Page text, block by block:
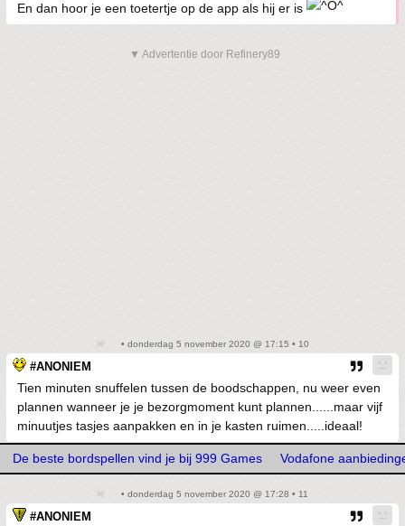
En dan hoor je een toetertje op de app als hij er is
▼ Advertentie door Refinery89
• donderdag 5 november 2020 @ 17:15 • 10
#ANONIEM
Tien minuten snuffelen tussen de boodschappen, nu weer even
plannen wanneer je je bezorgmoment kunt plannen......maar vijf
minuutjes tasjes aanpakken en in je kasten ruimen.....ideaal!
De beste bordspellen vind je bij 999 Games Vodafone
• donderdag 5 november 2020 @ 17:28 • 11
#ANONIEM